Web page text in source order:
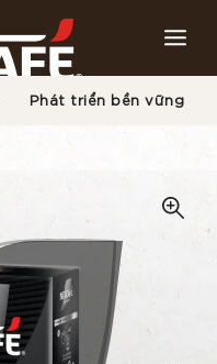
Phát triển bền vững